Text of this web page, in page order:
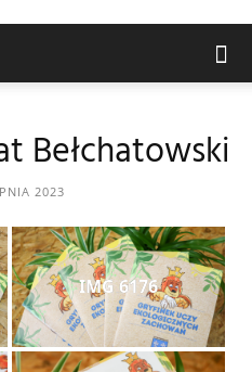
Abrys
Bełchatowski
2023
IMG 6176